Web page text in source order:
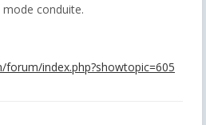
conduite.
index.php?showtopic=605